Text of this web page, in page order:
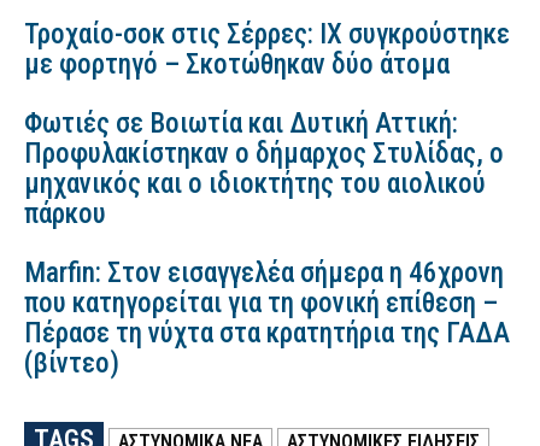
Τροχαίο-σοκ στις Σέρρες: ΙΧ συγκρούστηκε
με φορτηγό – Σκοτώθηκαν δύο άτομα
Φωτιές σε Βοιωτία και Δυτική Αττική:
Προφυλακίστηκαν ο δήμαρχος Στυλίδας, ο
μηχανικός και ο ιδιοκτήτης του αιολικού
πάρκου
Marfin: Στον εισαγγελέα σήμερα η 46χρονη
που κατηγορείται για τη φονική επίθεση –
Πέρασε τη νύχτα στα κρατητήρια της ΓΑΔΑ
(βίντεο)
TAGS